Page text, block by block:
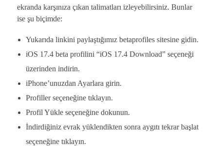
ekranda karşınıza çıkan talimatları izleyebilirsiniz. Bunlar
ise şu biçimde:
Yukarıda linkini paylaştığımız betaprofiles sitesine gidin.
iOS 17.4 beta profilini “iOS 17.4 Download” seçeneği
üzerinden indirin.
iPhone’unuzdan Ayarlara girin.
Profiller seçeneğine tıklayın.
Profil Yükle seçeneğine dokunun.
İndirdiğiniz evrak yüklendikten sonra aygıtı tekrar başlat
seçeneğine tıklayın.